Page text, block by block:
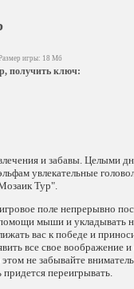
игры: 18 Мб
получить ключ:
и забавы. Целыми
увлекательные
Тур".
поле непрерывно
мыши и укладывать
вас к победе и
все свое воображение и
не забывайте
переигрывать.